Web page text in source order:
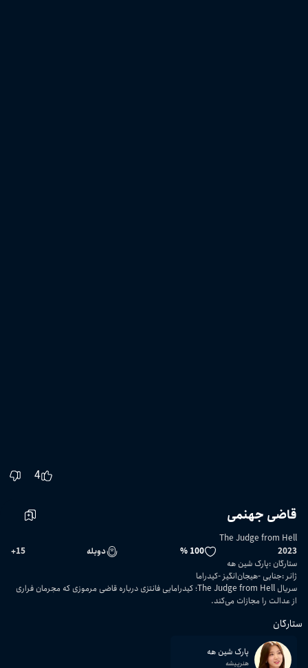
4
قاضی جهنمی
The Judge from Hell
2023
100 % دوبله 15
+
ستارگان :پارک شین هه
ژانر:جنایی هیجان‌انگیز کیدراما
سریال The Judge from Hell؛ کیدرامایی فانتزی درباره قاضی مرموزی که مجرمان فراری
از عدالت را مجازات می‌کند.
ستارگان
پارک شین هه
هنرپیشه